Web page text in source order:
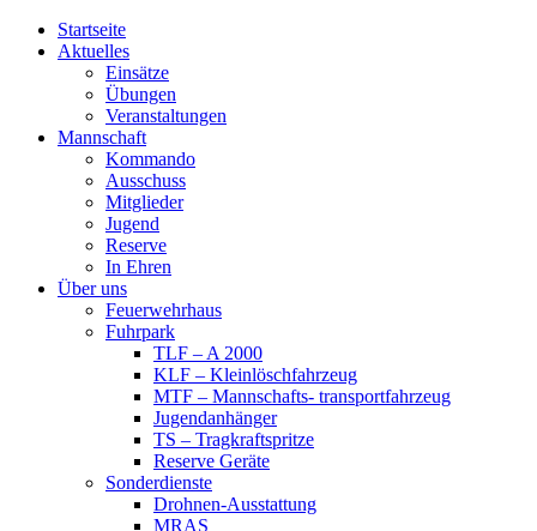
Startseite
Aktuelles
Einsätze
Übungen
Veranstaltungen
Mannschaft
Kommando
Ausschuss
Mitglieder
Jugend
Reserve
In Ehren
Über uns
Feuerwehrhaus
Fuhrpark
TLF – A 2000
KLF – Kleinlöschfahrzeug
MTF – Mannschafts- transportfahrzeug
Jugendanhänger
TS – Tragkraftspritze
Reserve Geräte
Sonderdienste
Drohnen-Ausstattung
MRAS